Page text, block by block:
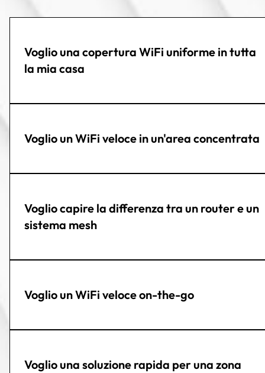
Voglio una copertura WiFi uniforme in tutta
la mia casa
Voglio un WiFi veloce in un'area concentrata
Voglio capire la differenza tra un router e un
sistema mesh
Voglio un WiFi veloce on-the-go
Voglio una soluzione rapida per una zona